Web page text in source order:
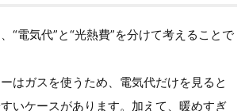
“電気代”と“光熱費”を分けて考えることで
はガスを使うため、電気代だけを見ると
いケースがあります。加えて、暖めすぎ